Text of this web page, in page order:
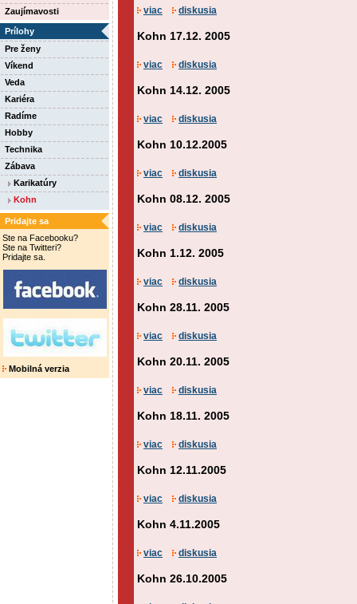
Zaujímavosti
Prílohy
Pre ženy
Víkend
Veda
Kariéra
Radíme
Hobby
Technika
Zábava
Karikatúry
Kohn
Pridajte sa
Ste na Facebooku?
Ste na Twitteri?
Pridajte sa.
Mobilná verzia
viac diskusia
Kohn 17.12. 2005
viac diskusia
Kohn 14.12. 2005
viac diskusia
Kohn 10.12.2005
viac diskusia
Kohn 08.12. 2005
viac diskusia
Kohn 1.12. 2005
viac diskusia
Kohn 28.11. 2005
viac diskusia
Kohn 20.11. 2005
viac diskusia
Kohn 18.11. 2005
viac diskusia
Kohn 12.11.2005
viac diskusia
Kohn 4.11.2005
viac diskusia
Kohn 26.10.2005